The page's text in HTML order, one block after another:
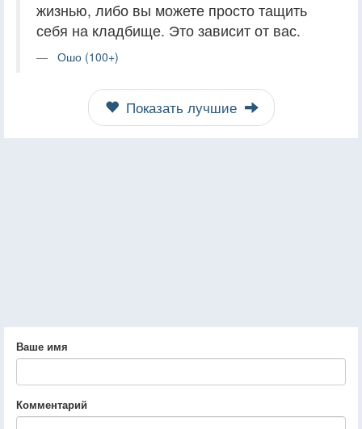
жизнью, либо вы можете просто тащить
себя на кладбище. Это зависит от вас.
Ошо (100+)
Показать лучшие
Ваше имя
Комментарий